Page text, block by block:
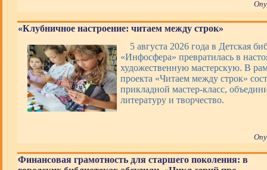
«Клубничное настроение: читаем между строк»
5 августа 2026 года в Детская
«Инфосфера» превратилась в
художественную мастерскую. В
проекта «Читаем между строк»
прикладной мастер-класс,
литературу и творчество.
Финансовая грамотность для старшего поколения: в